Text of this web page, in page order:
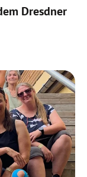
Dresdner